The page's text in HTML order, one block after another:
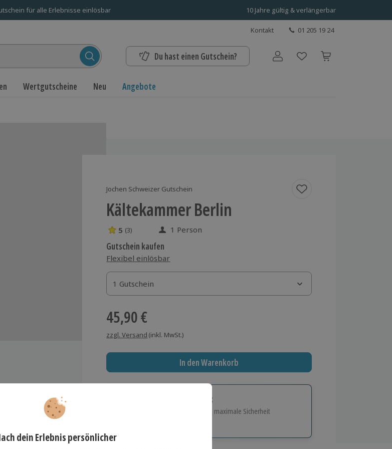
für alle Erlebnisse einlösbar 10 Jahre gültig & verlängerbar
Kontakt 01 205 19 24
Du hast einen Gutschein? Benutzerkonto
Wertgutscheine Neu Angebote
Jochen Schweizer Gutschein
Kältekammer Berlin
5 Sterne von 5 aus 3 Bewertungen
5 (3) 1 Person
Gutschein kaufen
Flexibel einlösbar
1 Gutschein
1 Gutschein
1 Gutschein
45,90 €
zzgl. Versand (inkl. MwSt.)
In den Warenkorb
Immer das richtige Geschenk:
Große Auswahl, volle Flexibilität und maximale Sicherheit